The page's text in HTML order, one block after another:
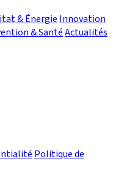
& Énergie Innovation
& SantéActualités
Politique de